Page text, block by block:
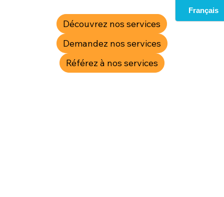
Découvrez nos services
Demandez nos services
Référez à nos services